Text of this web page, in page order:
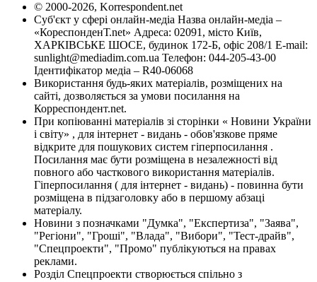
© 2000-2026, Korrespondent.net
Суб'єкт у сфері онлайн-медіа Назва онлайн-медіа –
«КореспонденТ.net» Адреса: 02091, місто Київ,
ХАРКІВСЬКЕ ШОСЕ, будинок 172-Б, офіс 208/1 E-mail:
sunlight@mediadim.com.ua Телефон: 044-205-43-00
Ідентифікатор медіа – R40-06068
Використання будь-яких матеріалів, розміщених на
сайті, дозволяється за умови посилання на
Корреспондент.net.
При копіюванні матеріалів зі сторінки « Новини України
і світу» , для інтернет - видань - обов'язкове пряме
відкрите для пошукових систем гіперпосилання .
Посилання має бути розміщена в незалежності від
повного або часткового використання матеріалів.
Гіперпосилання ( для інтернет - видань) - повинна бути
розміщена в підзаголовку або в першому абзаці
матеріалу.
Новини з позначками "Думка", "Експертиза", "Заява",
"Регіони", "Гроші", "Влада", "Вибори", "Тест-драйв",
"Спецпроекти", "Промо" публікуються на правах
реклами.
Розділ Спецпроекти створюється спільно з